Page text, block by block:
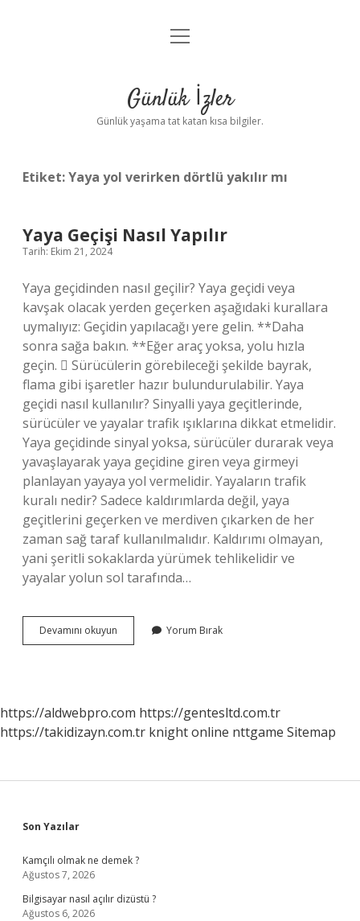
Anasayfa
Yasal Uyarı
menüyü
Günlük İzler
Günlük yaşama tat katan kısa bilgiler.
Etiket:Yaya yol verirken dörtlü yakılır mı
Yaya Geçişi Nasıl Yapılır
Tarih: Ekim 21, 2024
Yaya geçidinden nasıl geçilir? Yaya geçidi veya
kavşak olacak yerden geçerken aşağıdaki kurallara
uymalıyız: Geçidin yapılacağı yere gelin. **Daha
sonra sağa bakın. **Eğer araç yoksa, yolu hızla
geçin.  Sürücülerin görebileceği şekilde bayrak,
flama gibi işaretler hazır bulundurulabilir. Yaya
geçidi nasıl kullanılır? Sinyalli yaya geçitlerinde,
sürücüler ve yayalar trafik ışıklarına dikkat etmelidir.
Yaya geçidinde sinyal yoksa, sürücüler durarak veya
yavaşlayarak yaya geçidine giren veya girmeyi
planlayan yayaya yol vermelidir. Yayaların trafik
kuralı nedir? Sadece kaldırımlarda değil, yaya
geçitlerini geçerken ve merdiven çıkarken de her
zaman sağ taraf kullanılmalıdır. Kaldırımı olmayan,
yani şeritli sokaklarda yürümek tehlikelidir ve
yayalar yolun sol tarafında…
Devamını okuyun
Geçişi
Yorum Bırak
https://aldwebpro.com https://gentesltd.com.tr
https://takidizayn.com.tr knight online nttgame Sitemap
Sidebar
Son Yazılar
Kamçılı olmak ne demek ?
Ağustos 7, 2026
Bilgisayar nasıl açılır dizüstü ?
Ağustos 6, 2026